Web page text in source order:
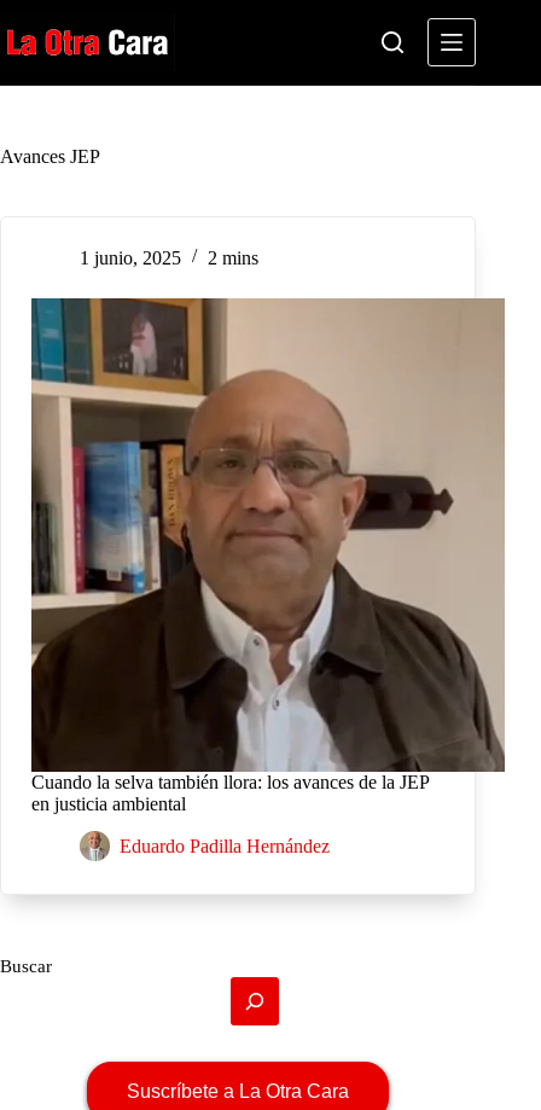
al
contenido
Avances JEP
1 junio, 2025 2 mins
Cuando la selva también llora: los avances de la JEP
en justicia ambiental
Eduardo Padilla Hernández
Buscar
Suscríbete a La Otra Cara